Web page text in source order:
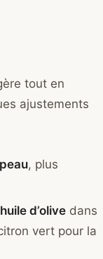
tout en
ajustements
, plus
huile d’olive dans
vert pour la